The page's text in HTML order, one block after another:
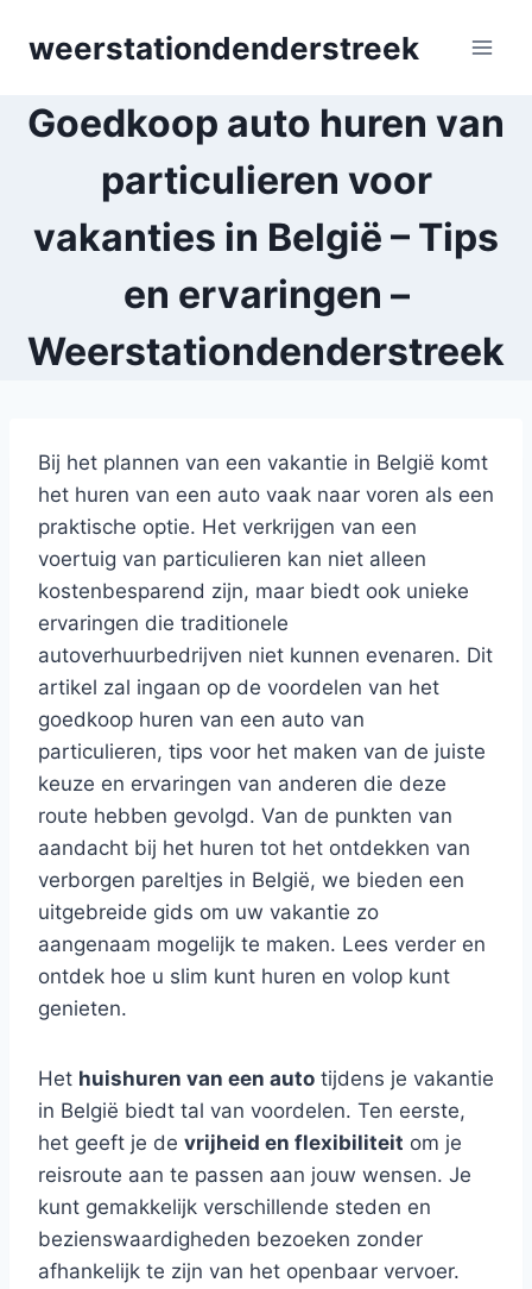
weerstationdenderstreek
Goedkoop auto huren van
particulieren voor
vakanties in België – Tips
en ervaringen –
Weerstationdenderstreek
Bij het plannen van een vakantie in België komt
het huren van een auto vaak naar voren als een
praktische optie. Het verkrijgen van een
voertuig van particulieren kan niet alleen
kostenbesparend zijn, maar biedt ook unieke
ervaringen die traditionele
autoverhuurbedrijven niet kunnen evenaren. Dit
artikel zal ingaan op de voordelen van het
goedkoop huren van een auto van
particulieren, tips voor het maken van de juiste
keuze en ervaringen van anderen die deze
route hebben gevolgd. Van de punkten van
aandacht bij het huren tot het ontdekken van
verborgen pareltjes in België, we bieden een
uitgebreide gids om uw vakantie zo
aangenaam mogelijk te maken. Lees verder en
ontdek hoe u slim kunt huren en volop kunt
genieten.
Het huishuren van een auto tijdens je vakantie
in België biedt tal van voordelen. Ten eerste,
het geeft je de vrijheid en flexibiliteit om je
reisroute aan te passen aan jouw wensen. Je
kunt gemakkelijk verschillende steden en
bezienswaardigheden bezoeken zonder
afhankelijk te zijn van het openbaar vervoer.